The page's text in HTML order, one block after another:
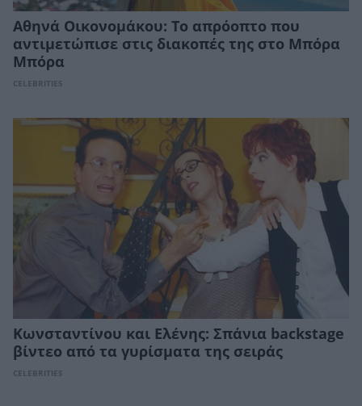
Αθηνά Οικονομάκου: Το απρόοπτο που
αντιμετώπισε στις διακοπές της στο Μπόρα
Μπόρα
CELEBRITIES
Κωνσταντίνου και Ελένης: Σπάνια backstage
βίντεο από τα γυρίσματα της σειράς
CELEBRITIES